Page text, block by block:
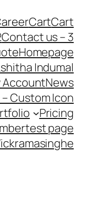
CartCart
Contact us – 3
Homepage
Indumal
AccountNews
Custom Icon
Pricing
test page